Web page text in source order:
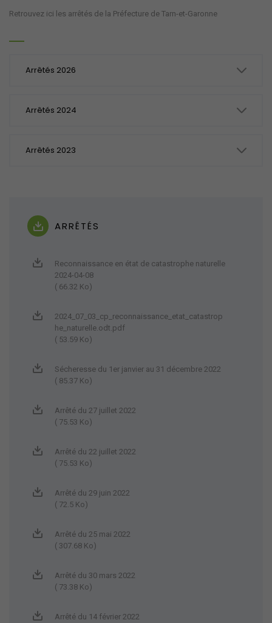
Retrouvez ici les arrêtés de la Préfecture de Tarn-et-Garonne
Arrêtés 2026
Arrêtés 2024
Arrêtés 2023
ARRÊTÉS
Reconnaissance en état de catastrophe naturelle
2024-04-08
( 66.32 Ko)
2024_07_03_cp_reconnaissance_etat_catastrop
he_naturelle.odt.pdf
( 53.59 Ko)
Sécheresse du 1er janvier au 31 décembre 2022
( 85.37 Ko)
Arrêté du 27 juillet 2022
( 75.53 Ko)
Arrêté du 22 juillet 2022
( 75.53 Ko)
Arrêté du 29 juin 2022
( 72.5 Ko)
Arrêté du 25 mai 2022
( 307.68 Ko)
Arrêté du 30 mars 2022
( 73.38 Ko)
Arrêté du 14 février 2022